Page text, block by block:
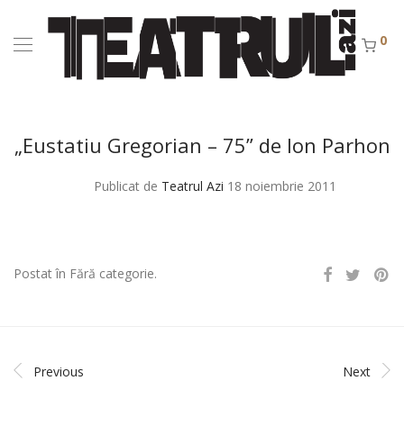
0
„Eustatiu Gregorian – 75” de Ion Parhon
Publicat de Teatrul Azi 18 noiembrie 2011
Postat în Fără categorie.
Previous Next